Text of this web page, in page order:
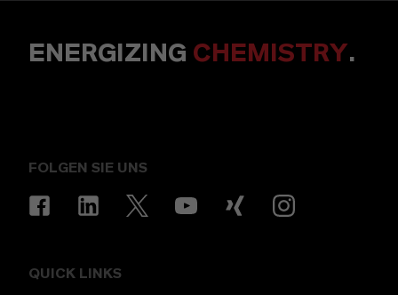
ENERGIZING CHEMISTRY.
FOLGEN SIE UNS
QUICK LINKS